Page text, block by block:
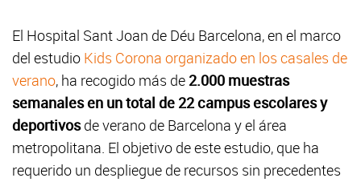
El Hospital Sant Joan de Déu Barcelona, en el marco
del estudio Kids Corona organizado en los casales de
verano, ha recogido más de 2.000 muestras
semanales en un total de 22 campus escolares y
deportivosde verano de Barcelona y el área
metropolitana. El objetivo de este estudio, que ha
requerido un despliegue de recursos sin precedentes